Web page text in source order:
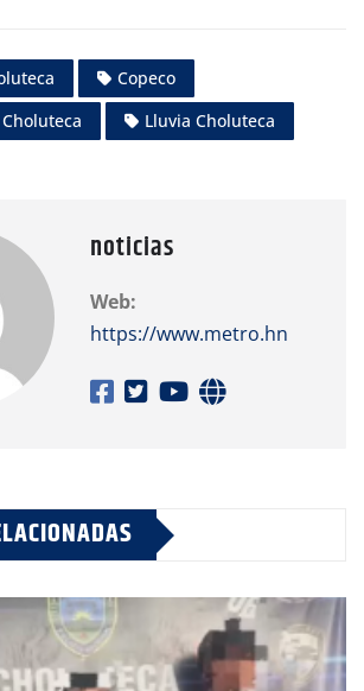
Copeco
Lluvia Choluteca
noticias
Web:
https://www.metro.hn